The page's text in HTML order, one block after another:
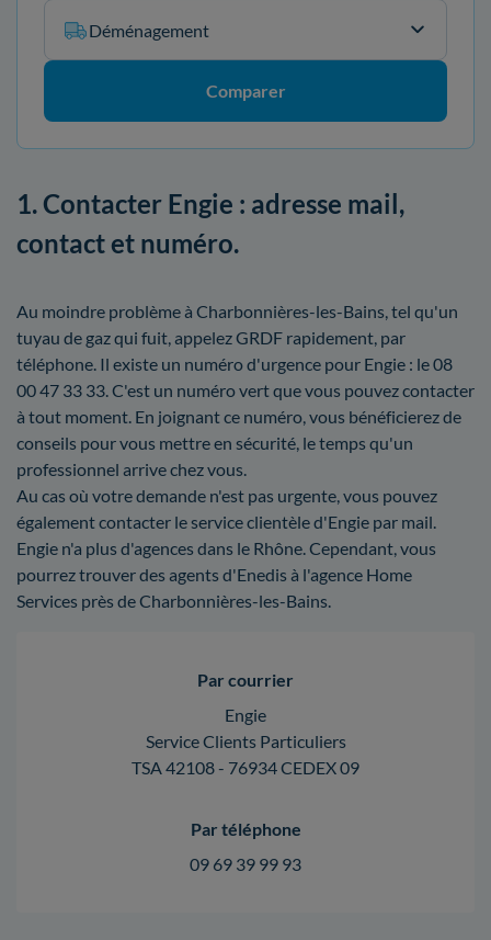
Déménagement
Comparer
1. Contacter Engie : adresse mail,
contact et numéro.
Au moindre problème à Charbonnières-les-Bains, tel qu'un
tuyau de gaz qui fuit, appelez GRDF rapidement, par
téléphone. Il existe un numéro d'urgence pour Engie : le 08
00 47 33 33. C'est un numéro vert que vous pouvez contacter
à tout moment. En joignant ce numéro, vous bénéficierez de
conseils pour vous mettre en sécurité, le temps qu'un
professionnel arrive chez vous.
Au cas où votre demande n'est pas urgente, vous pouvez
également contacter le service clientèle d'Engie par mail.
Engie n'a plus d'agences dans le Rhône. Cependant, vous
pourrez trouver des agents d'Enedis à l'agence Home
Services près de Charbonnières-les-Bains.
Par courrier
Engie
Service Clients Particuliers
TSA 42108 - 76934 CEDEX 09
Par téléphone
09 69 39 99 93